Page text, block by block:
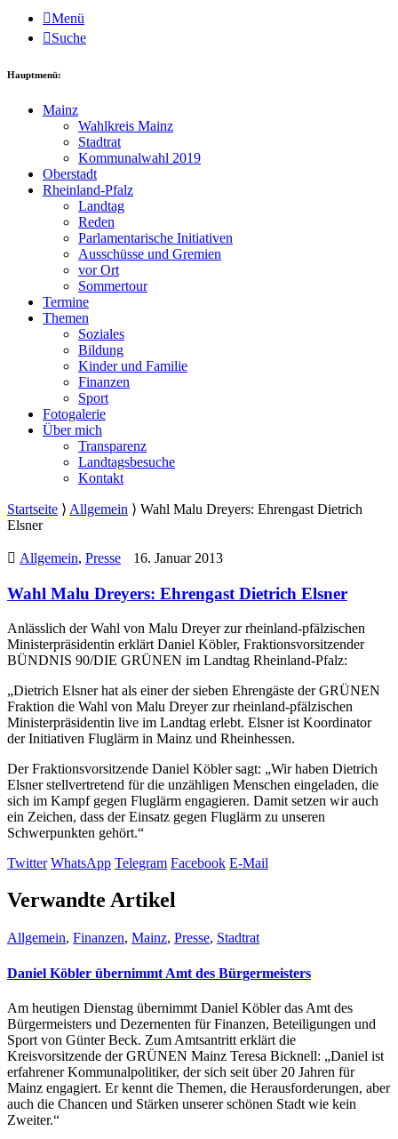
Menü
Suche
Hauptmenü:
Mainz
Wahlkreis Mainz
Stadtrat
Kommunalwahl 2019
Oberstadt
Rheinland-Pfalz
Landtag
Reden
Parlamentarische Initiativen
Ausschüsse und Gremien
vor Ort
Sommertour
Termine
Themen
Soziales
Bildung
Kinder und Familie
Finanzen
Sport
Fotogalerie
Über mich
Transparenz
Landtagsbesuche
Kontakt
Startseite ⟩ Allgemein ⟩ Wahl Malu Dreyers: Ehrengast Dietrich
Elsner
Allgemein, Presse 16. Januar 2013
Wahl Malu Dreyers: Ehrengast Dietrich Elsner
Anlässlich der Wahl von Malu Dreyer zur rheinland-pfälzischen
Ministerpräsidentin erklärt Daniel Köbler, Fraktionsvorsitzender
BÜNDNIS 90/DIE GRÜNEN im Landtag Rheinland-Pfalz:
„Dietrich Elsner hat als einer der sieben Ehrengäste der GRÜNEN
Fraktion die Wahl von Malu Dreyer zur rheinland-pfälzischen
Ministerpräsidentin live im Landtag erlebt. Elsner ist Koordinator
der Initiativen Fluglärm in Mainz und Rheinhessen.
Der Fraktionsvorsitzende Daniel Köbler sagt: „Wir haben Dietrich
Elsner stellvertretend für die unzähligen Menschen eingeladen, die
sich im Kampf gegen Fluglärm engagieren. Damit setzen wir auch
ein Zeichen, dass der Einsatz gegen Fluglärm zu unseren
Schwerpunkten gehört.“
Twitter WhatsApp Telegram Facebook E-Mail
Verwandte Artikel
Allgemein, Finanzen, Mainz, Presse, Stadtrat
Daniel Köbler übernimmt Amt des Bürgermeisters
Am heutigen Dienstag übernimmt Daniel Köbler das Amt des
Bürgermeisters und Dezernenten für Finanzen, Beteiligungen und
Sport von Günter Beck. Zum Amtsantritt erklärt die
Kreisvorsitzende der GRÜNEN Mainz Teresa Bicknell: „Daniel ist
erfahrener Kommunalpolitiker, der sich seit über 20 Jahren für
Mainz engagiert. Er kennt die Themen, die Herausforderungen, aber
auch die Chancen und Stärken unserer schönen Stadt wie kein
Zweiter.“